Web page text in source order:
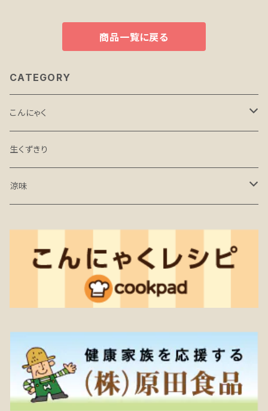
商品一覧に戻る
CATEGORY
こんにゃく
炒め物用
おでん・煮物・焼物・汁物用
コンニャクイックシリーズ
有機JAS認証商品
生くずきり
涼味
ところてん